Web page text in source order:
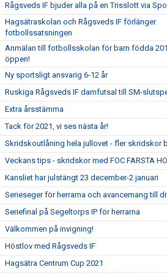
Rågsveds IF bjuder alla på en Trisslott via
Hagsätraskolan och Rågsveds IF förlänger
fotbollssatsningen
Anmälan till fotbollsskolan för barn födda
öppen!
Ny sportsligt ansvarig 6-12 år
Ruskiga Rågsveds IF damfutsal till SM-
Extra årsstämma
Tack för 2021, vi ses nästa år!
Skridskoutlåning hela jullovet - fler skridskor
Veckans tips - skridskor med FOC FARSTA
Kansliet har julstängt 23 december-2 januari
Serieseger för herrarna och avancemang till
Seriefinal på Segeltorps IP för herrarna
Välkommen på invigning!
Höstlov med Rågsveds IF
Hagsätra Centrum Cup 2021